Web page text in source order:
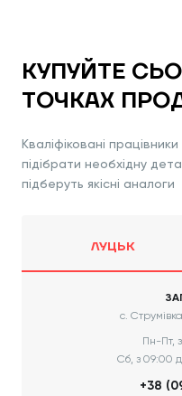
КУПУЙТЕ
ТОЧКАХ
Кваліфіковані
підібрати необхідну
підберуть якісні аналоги
ЛУЦЬК
с.
Пн-Пт,
Сб, з 09:00
+38